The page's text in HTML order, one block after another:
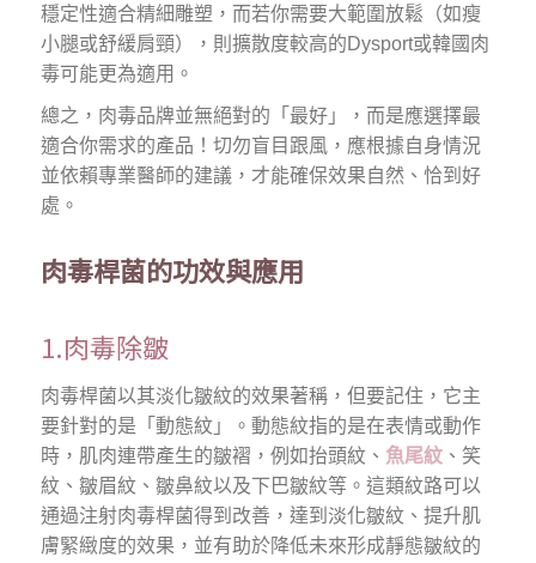
穩定性適合精細雕塑，而若你需要大範圍放鬆（如瘦
小腿或舒緩肩頸），則擴散度較高的Dysport或韓國肉
毒可能更為適用。
總之，肉毒品牌並無絕對的「最好」，而是應選擇最
適合你需求的產品！切勿盲目跟風，應根據自身情況
並依賴專業醫師的建議，才能確保效果自然、恰到好
處。
肉毒桿菌的功效與應用
1.肉毒除皺
肉毒桿菌以其淡化皺紋的效果著稱，但要記住，它主
要針對的是「動態紋」。動態紋指的是在表情或動作
時，肌肉連帶產生的皺褶，例如抬頭紋、 魚尾紋 、笑
紋、皺眉紋、皺鼻紋以及下巴皺紋等。這類紋路可以
通過注射肉毒桿菌得到改善，達到淡化皺紋、提升肌
膚緊緻度的效果，並有助於降低未來形成靜態皺紋的